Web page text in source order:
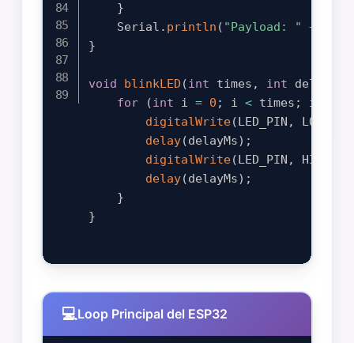
}
    Serial
. println ( "Payload: " +
}
void blinkLED (int times , int delayMs
for
(int i = 0 ; i < times ; i
digitalWrite(LED_PIN , LOW
delay(delayMs) ;
digitalWrite(LED_PIN , HIGH
delay(delayMs) ;
}
}
Loop Principal del ESP32